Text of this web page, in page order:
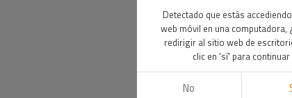
Detectado que estás
web móvil en una computadora,
redirigir al sitio web de
clic en 'sí' para continuar
No